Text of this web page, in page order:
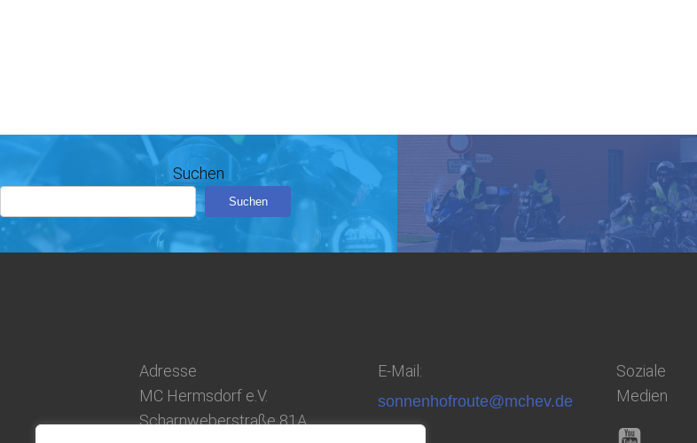
Suchen
Suchen
Adresse
MC Hermsdorf e.V.
Scharnweberstraße 81A
E-Mail:
sonnenhofroute@mchev.de
Soziale
Medien